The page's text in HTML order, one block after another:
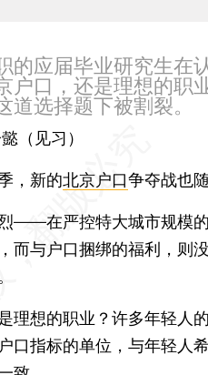
的应届毕业研究生在
户口，还是理想的职
选择题下被割裂。
（见习）
，新的北京户口争夺战也
在严控特大城市规模的
而与户口捆绑的福利，则
想的职业？许多年轻人
口指标的单位，与年轻人